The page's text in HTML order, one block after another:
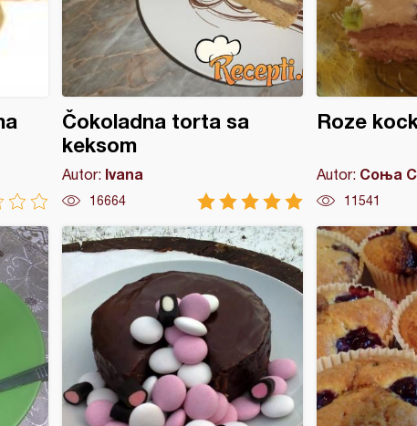
Čokoladna torta sa
keksom
Autor: Ivana
16664
Roze
Autor: Соња
11541